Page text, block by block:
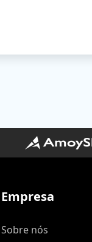
Empresa
Sobre nós